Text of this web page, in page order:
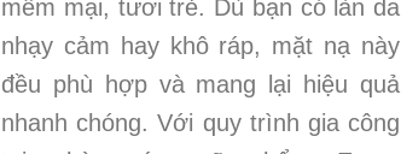
mềm mại, tươi trẻ. Dù bạn có làn da
nhạy cảm hay khô ráp, mặt nạ này
đều phù hợp và mang lại hiệu quả
nhanh chóng. Với quy trình gia công